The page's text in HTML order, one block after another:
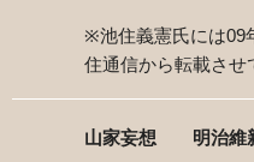
※池住義憲氏には09
住通信から転載させ
山家妄想 明治維